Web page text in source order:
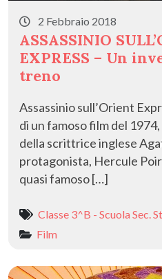
2 Febbraio 2018
ASSASSINIO
EXPRESS – Un
treno
Assassinio sull’Orient
di un famoso film del
della scrittrice inglese
protagonista, Hercule
quasi famoso […]
Classe 3^B - Scuola Sec.
Film